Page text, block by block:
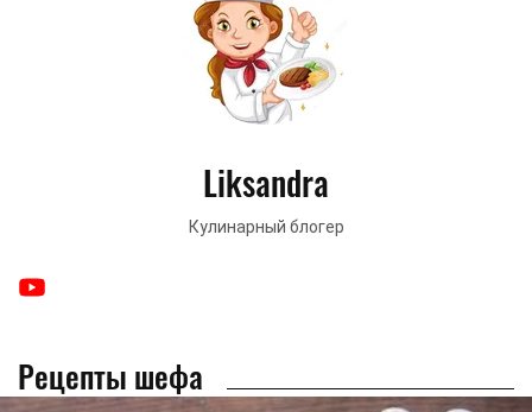
Liksandra
Кулинарный блогер
Рецепты шефа